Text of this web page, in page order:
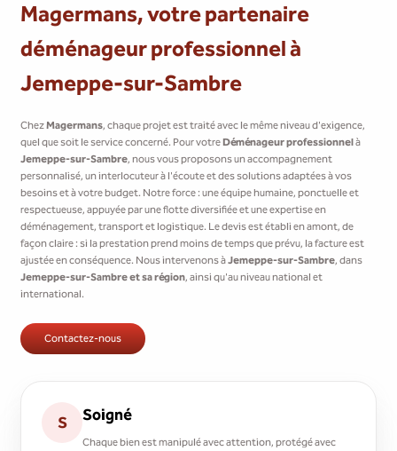
Magermans, votre partenaire
déménageur professionnel à
Jemeppe-sur-Sambre
ChezMagermans, chaque projet est traité avec le même niveau d'exigence,
quel que soit le service concerné. Pour votreDéménageur professionnelà
Jemeppe-sur-Sambre, nous vous proposons un accompagnement
personnalisé, un interlocuteur à l'écoute et des solutions adaptées à vos
besoins et à votre budget. Notre force : une équipe humaine, ponctuelle et
respectueuse, appuyée par une flotte diversifiée et une expertise en
déménagement, transport et logistique. Le devis est établi en amont, de
façon claire : si la prestation prend moins de temps que prévu, la facture est
ajustée en conséquence. Nous intervenons àJemeppe-sur-Sambre, dans
Jemeppe-sur-Sambre et sa région, ainsi qu'au niveau national et
international.
Contactez-nous
S Soigné
Chaque bien est manipulé avec attention, protégé avec